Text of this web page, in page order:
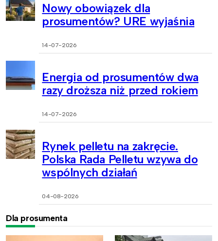
Nowy obowiązek dla
prosumentów? URE wyjaśnia
14-07-2026
Energia od prosumentów dwa
razy droższa niż przed rokiem
14-07-2026
Rynek pelletu na zakręcie.
Polska Rada Pelletu wzywa do
wspólnych działań
04-08-2026
Dla prosumenta